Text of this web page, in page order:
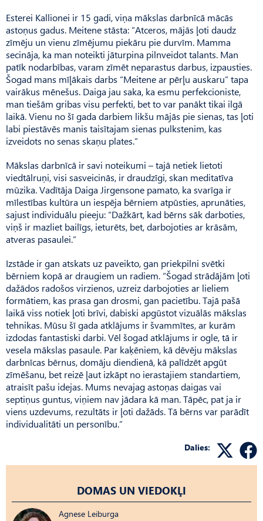
Esterei Kallionei ir 15 gadi, viņa mākslas darbnīcā mācās
astoņus gadus. Meitene stāsta: “Atceros, mājās ļoti daudz
zīmēju un vienu zīmējumu piekāru pie durvīm. Mamma
secināja, ka man noteikti jāturpina pilnveidot talants. Man
patīk nodarbības, varam zīmēt neparastus darbus, izpausties.
Šogad mans mīļākais darbs “Meitene ar pērļu auskaru” tapa
vairākus mēnešus. Daiga jau saka, ka esmu perfekcioniste,
man tiešām gribas visu perfekti, bet to var panākt tikai ilgā
laikā. Vienu no šī gada darbiem likšu mājās pie sienas, tas ļoti
labi piestāvēs manis taisītajam sienas pulkstenim, kas
izveidots no senas skaņu plates.”
Mākslas darbnīcā ir savi noteikumi – tajā netiek lietoti
viedtālruņi, visi sasveicinās, ir draudzīgi, skan meditatīva
mūzika. Vadītāja Daiga Jirgensone pamato, ka svarīga ir
mīlestības kultūra un iespēja bērniem atpūsties, aprunāties,
sajust individuālu pieeju: “Dažkārt, kad bērns sāk darboties,
viņš ir mazliet bailīgs, ieturēts, bet, darbojoties ar krāsām,
atveras pasaulei.”
Izstāde ir gan atskats uz paveikto, gan priekpilni svētki
bērniem kopā ar draugiem un radiem. “Šogad strādājām ļoti
dažādos radošos virzienos, uzreiz darbojoties ar lieliem
formātiem, kas prasa gan drosmi, gan pacietību. Tajā pašā
laikā viss notiek ļoti brīvi, dabiski apgūstot vizuālās mākslas
tehnikas. Mūsu šī gada atklājums ir švammītes, ar kurām
izdodas fantastiski darbi. Vēl šogad atklājums ir ogle, tā ir
vesela mākslas pasaule. Par kaķēniem, kā dēvēju mākslas
darbnīcas bērnus, domāju diendienā, kā palīdzēt apgūt
zīmēšanu, bet reizē ļaut izkāpt no ierastajiem standartiem,
atraisīt pašu idejas. Mums nevajag astoņas daigas vai
septiņus guntus, viņiem nav jādara kā man. Tāpēc, pat ja ir
viens uzdevums, rezultāts ir ļoti dažāds. Tā bērns var parādīt
individualitāti un personību.”
Dalies:
DOMAS UN VIEDOKĻI
Agnese Leiburga